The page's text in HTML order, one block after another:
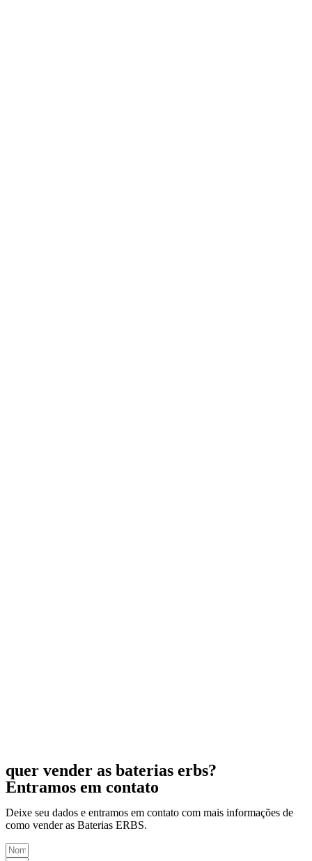
quer vender as baterias erbs?
Entramos em contato
Deixe seu dados e entramos em contato com mais informações de
como vender as Baterias ERBS.